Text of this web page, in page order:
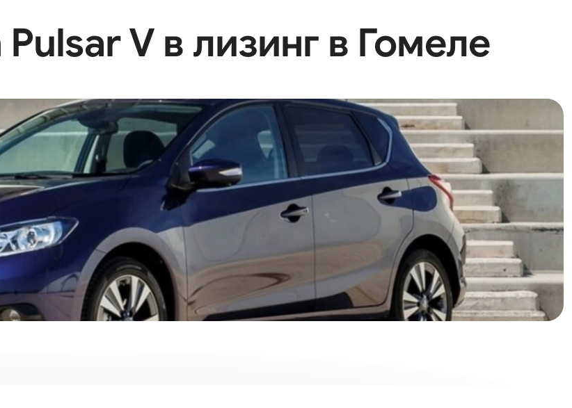
V в лизинг в Гомеле